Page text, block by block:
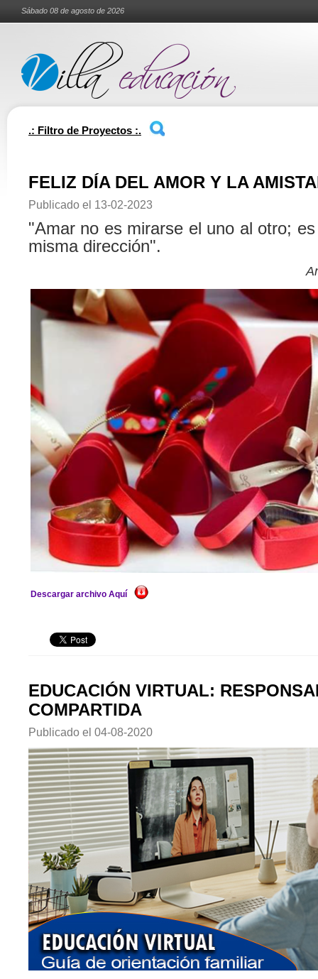
Sábado 08 de agosto de 2026
.: Filtro de Proyectos :.
FELIZ DÍA DEL AMOR Y LA
Publicado el 13-02-2023
"Amar no es mirarse el uno al otro;
misma dirección".
Descargar archivo Aquí
EDUCACIÓN VIRTUAL:
COMPARTIDA
Publicado el 04-08-2020